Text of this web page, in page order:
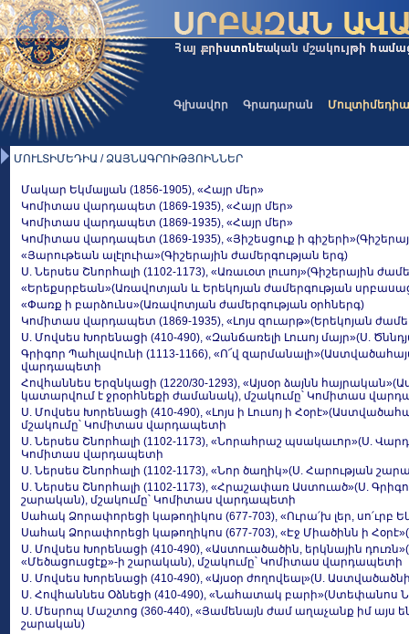
Գլխավոր Գրադարան Մուլտիմեդիա
ՄՈՒԼՏԻՄԵԴԻԱ / ՁԱՅՆԱԳՐՈԻԹՅՈԻՆՆԵՐ
Մակար Եկմալյան (1856-1905), «Հայր մեր»
Կոմիտաս վարդապետ (1869-1935), «Հայր մեր»
Կոմիտաս վարդապետ (1869-1935), «Հայր մեր»
Կոմիտաս վարդապետ (1869-1935), «Յիշեսցուք ի
«Յարութեան ալէլուիա»(Գիշերային ժամերգության երգ)
Ս. Ներսես Շնորհալի (1102-1173), «Առաւօտ լուսոյ»(Գիշերային
«Երեքսրբեան»(Առավոտյան և Երեկոյան ժամերգության
«Փառք ի բարձունս»(Առավոտյան ժամերգության օրհներգ)
Կոմիտաս վարդապետ (1869-1935), «Լոյս զուարթ»(Երեկոյան
Ս. Մովսես Խորենացի (410-490), «Զանճառելի Լուսոյ մայր»(Ս.
Գրիգոր Պահլավունի (1113-1166), «Ո՜վ
վարդապետի
Հովհաննես Երզնկացի (1220/30-1293), «Այսօր ձայնն
կատարվում է ջրօրհնեքի ժամանակ), մշակումը՝ Կոմիտաս
Ս. Մովսես Խորենացի (410-490), «Լոյս ի Լուսոյ ի
մշակումը՝ Կոմիտաս վարդապետի
Ս. Ներսես Շնորհալի (1102-1173), «Նորահրաշ պսակաւոր»(Ս.
Կոմիտաս վարդապետի
Ս. Ներսես Շնորհալի (1102-1173), «Նոր ծաղիկ»(Ս. Հարության
Ս. Ներսես Շնորհալի (1102-1173), «Հրաշափառ Աստուած»(Ս.
շարական), մշակումը՝ Կոմիտաս վարդապետի
Սահակ Ձորափորեցի կաթողիկոս (677-703), «Ուրա՛խ լեր,
Սահակ Ձորափորեցի կաթողիկոս (677-703), «Էջ Միածինն ի
Ս. Մովսես Խորենացի (410-490), «Աստուածածին, երկնային
«Մեծացուսցէք»-ի շարական), մշակումը՝ Կոմիտաս վարդապետի
Ս. Մովսես Խորենացի (410-490), «Այսօր ժողովեալ»(Ս.
Ս. Հովհաննես Օձնեցի (410-490), «Նահատակ
Ս. Մեսրոպ Մաշտոց (360-440), «Յամենայն ժամ աղաչանք իմ
շարական)